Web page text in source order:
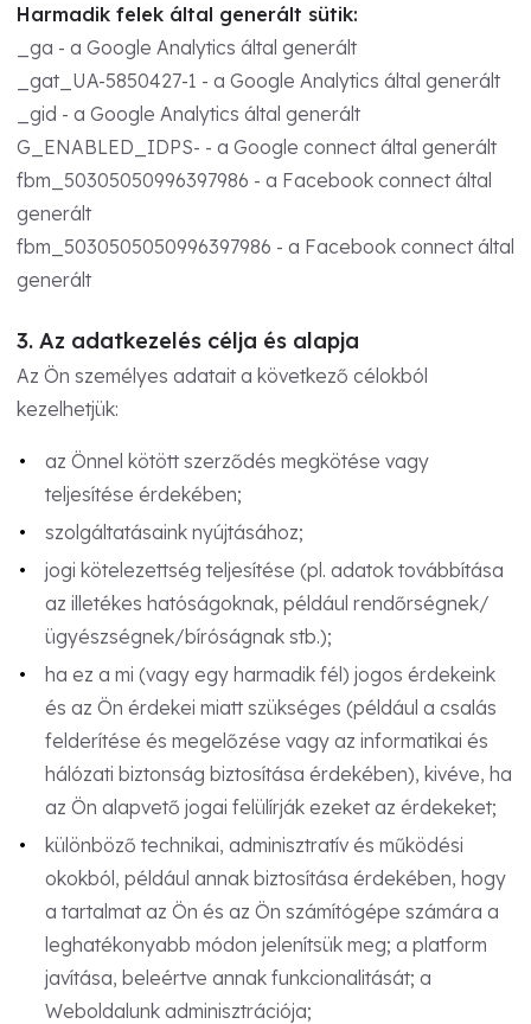
Harmadik felek által generált sütik:
_ga - a Google Analytics által generált
_gat_UA-5850427-1 - a Google Analytics által generált
_gid - a Google Analytics által generált
G_ENABLED_IDPS- - a Google connect által generált
fbm_50305050996397986 - a Facebook connect által
generált
fbm_5030505050996397986 - a Facebook connect által
generált
3. Az adatkezelés célja és alapja
Az Ön személyes adatait a következő célokból
kezelhetjük:
az Önnel kötött szerződés megkötése vagy
teljesítése érdekében;
szolgáltatásaink nyújtásához;
jogi kötelezettség teljesítése (pl. adatok továbbítása
az illetékes hatóságoknak, például rendőrségnek/
ügyészségnek/bíróságnak stb.);
ha ez a mi (vagy egy harmadik fél) jogos érdekeink
és az Ön érdekei miatt szükséges (például a csalás
felderítése és megelőzése vagy az informatikai és
hálózati biztonság biztosítása érdekében), kivéve, ha
az Ön alapvető jogai felülírják ezeket az érdekeket;
különböző technikai, adminisztratív és működési
okokból, például annak biztosítása érdekében, hogy
a tartalmat az Ön és az Ön számítógépe számára a
leghatékonyabb módon jelenítsük meg; a platform
javítása, beleértve annak funkcionalitását; a
Weboldalunk adminisztrációja;